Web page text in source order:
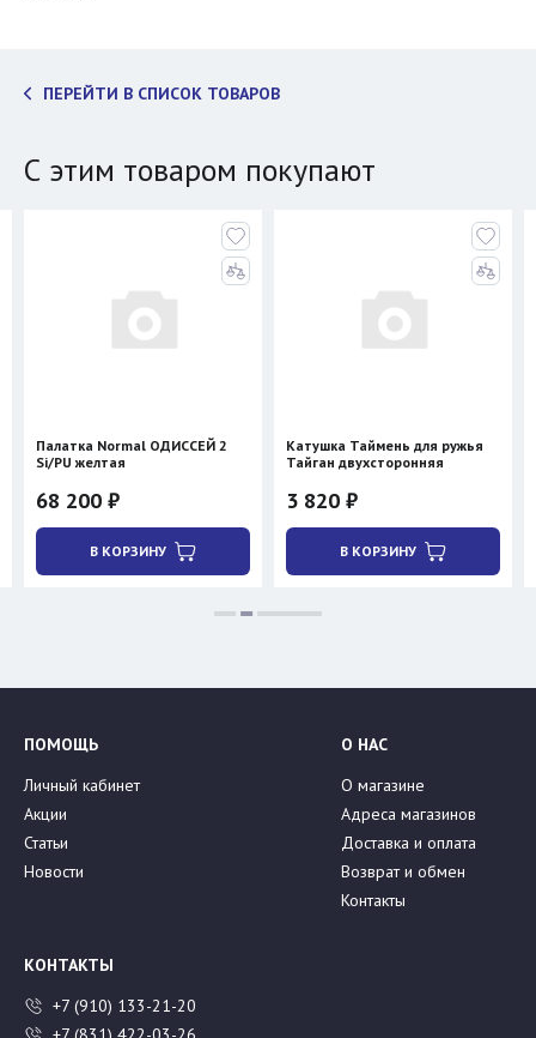
ПЕРЕЙТИ В СПИСОК ТОВАРОВ
С этим товаром покупают
Палатка Normal ОДИССЕЙ 2
Si/PU желтая
68 200 ₽
В КОРЗИНУ
Катушка Таймень для ружья
Тайган двухсторонняя
3 820 ₽
В КОРЗИНУ
ПОМОЩЬ
Личный кабинет
Акции
Статьи
Новости
О НАС
О магазине
Адреса магазинов
Доставка и оплата
Возврат и обмен
Контакты
КОНТАКТЫ
+7 (910) 133-21-20